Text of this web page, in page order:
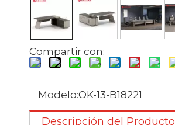
Compartir con:
Modelo:OK-13-B18221
Descripción del Producto